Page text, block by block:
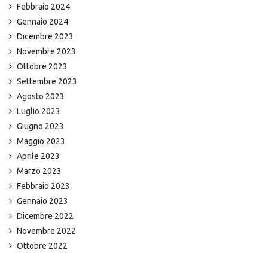
Febbraio 2024
Gennaio 2024
Dicembre 2023
Novembre 2023
Ottobre 2023
Settembre 2023
Agosto 2023
Luglio 2023
Giugno 2023
Maggio 2023
Aprile 2023
Marzo 2023
Febbraio 2023
Gennaio 2023
Dicembre 2022
Novembre 2022
Ottobre 2022